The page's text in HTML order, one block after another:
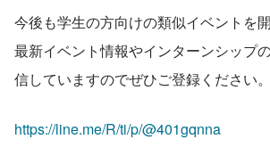
今後も学生の方向けの類似イベントを
最新イベント情報やインターンシップ
信していますのでぜひご登録ください。
https://line.me/R/ti/p/@401gqnna